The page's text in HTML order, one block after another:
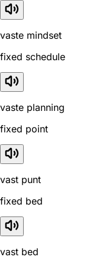
vaste mindset
fixed schedule
vaste planning
fixed point
vast punt
fixed bed
vast bed